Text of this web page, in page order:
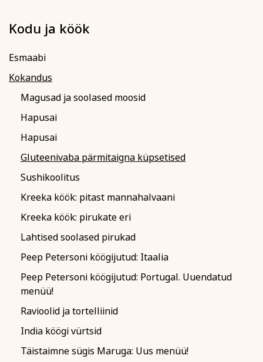
Kodu ja köök
Esmaabi
Kokandus
Magusad ja soolased moosid
Hapusai
Hapusai
Gluteenivaba pärmitaigna küpsetised
Sushikoolitus
Kreeka köök: pitast mannahalvaani
Kreeka köök: pirukate eri
Lahtised soolased pirukad
Peep Petersoni köögijutud: Itaalia
Peep Petersoni köögijutud: Portugal. Uuendatud
menüü!
Ravioolid ja tortelliinid
India köögi vürtsid
Täistaimne sügis Maruga: Uus menüü!